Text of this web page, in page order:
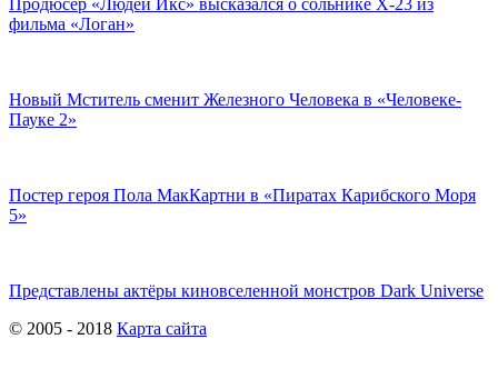
фильма «Логан»
Новый Мститель сменит Железного Человека в «Человеке-
Пауке 2»
Постер героя Пола МакКартни в «Пиратах Карибского Моря
5»
Представлены актёры киновселенной монстров Dark Universe
© 2005 - 2018 Карта сайта